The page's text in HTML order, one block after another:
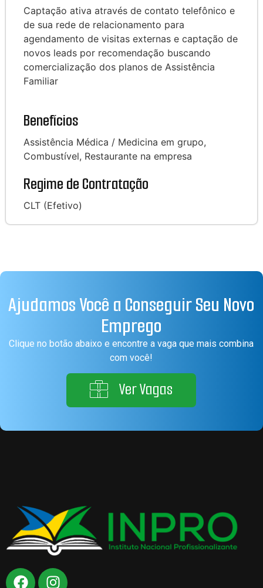
Captação ativa através de contato telefônico e
de sua rede de relacionamento para
agendamento de visitas externas e captação de
novos leads por recomendação buscando
comercialização dos planos de Assistência
Familiar
Benefícios
Assistência Médica / Medicina em grupo,
Combustível, Restaurante na empresa
Regime de Contratação
CLT (Efetivo)
Ajudamos Você a Conseguir Seu Novo
Emprego
Clique no botão abaixo e encontre a vaga que mais combina
com você!
Ver Vagas